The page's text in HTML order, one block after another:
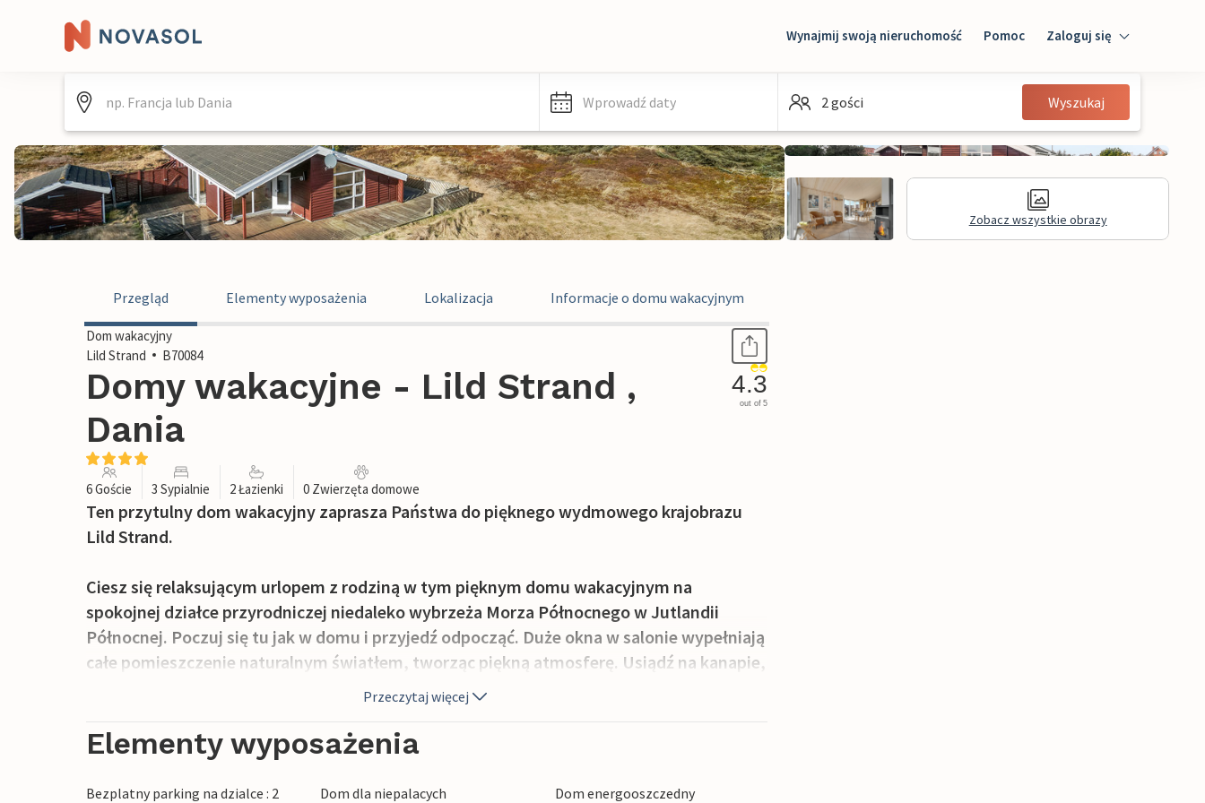
Wynajmij swoją nieruchomość Pomoc Zaloguj się
Zaloguj się
Gość
Wprowadź daty 2 gości Wyszukaj
Zobacz wszystkie obrazy
Przegląd Elementy wyposażenia Lokalizacja Informacje o domu wakacyjnym
Dom wakacyjny
Lild Strand
B70084
Domy wakacyjne - Lild Strand ,
Dania
4.3
out of 5
6 Goście 3 Sypialnie 2 Łazienki 0 Zwierzęta domowe
Ten przytulny dom wakacyjny zaprasza Państwa do pięknego wydmowego krajobrazu
Lild Strand.
Ciesz się relaksującym urlopem z rodziną w tym pięknym domu wakacyjnym na
spokojnej działce przyrodniczej niedaleko wybrzeża Morza Północnego w Jutlandii
Północnej. Poczuj się tu jak w domu i przyjedź odpocząć. Duże okna w salonie wypełniają
całe pomieszczenie naturalnym światłem, tworząc piękną atmosferę. Usiądź na kanapie,
poczytaj dobrą książkę i popatrz na wydmy. W chłodne dni można rozpalić w kominku i
grać w gry planszowe lub karty przy stole jadalnym, a w kuchni wspólnie wymachiwać
drewnianą łyżką. W miesiącach letnich można gromadzić się na dużym tarasie, aby
grillować i opalać się i cieszyć się balsamicznymi letnimi wieczorami.
Przeczytaj więcej
Elementy wyposażenia
Bezplatny parking na dzialce : 2
Dom dla niepalacych Dom energooszczedny